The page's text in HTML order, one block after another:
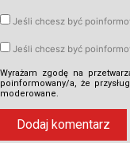
Jeśli chcesz być
Jeśli chcesz być
Wyrażam zgodę na
poinformowany/a, że
moderowane.